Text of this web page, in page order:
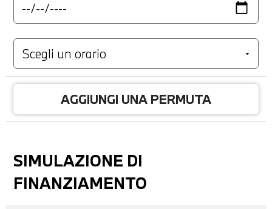
AGGIUNGI UNA PERMUTA
SIMULAZIONE DI
FINANZIAMENTO